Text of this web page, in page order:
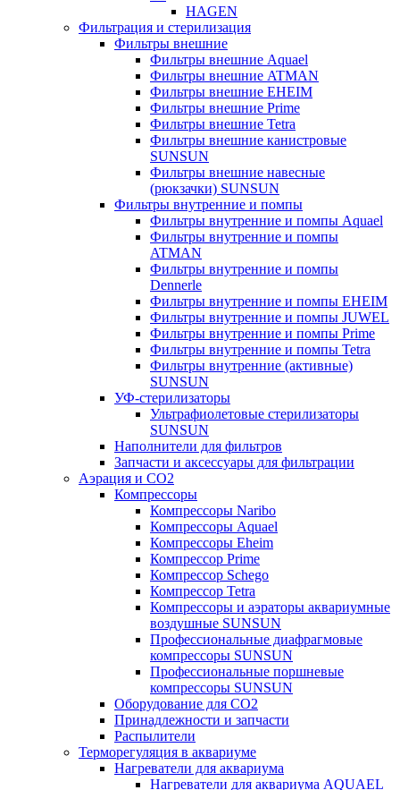
HAGEN
Фильтрация и стерилизация
Фильтры внешние
Фильтры внешние Aquael
Фильтры внешние ATMAN
Фильтры внешние EHEIM
Фильтры внешние Prime
Фильтры внешние Tetra
Фильтры внешние канистровые
SUNSUN
Фильтры внешние навесные
(рюкзачки) SUNSUN
Фильтры внутренние и помпы
Фильтры внутренние и помпы Aquael
Фильтры внутренние и помпы
ATMAN
Фильтры внутренние и помпы
Dennerle
Фильтры внутренние и помпы EHEIM
Фильтры внутренние и помпы JUWEL
Фильтры внутренние и помпы Prime
Фильтры внутренние и помпы Tetra
Фильтры внутренние (активные)
SUNSUN
УФ-стерилизаторы
Ультрафиолетовые стерилизаторы
SUNSUN
Наполнители для фильтров
Запчасти и аксессуары для фильтрации
Аэрация и CO2
Компрессоры
Компрессоры Naribo
Компрессоры Aquael
Компрессоры Eheim
Компрессор Prime
Компрессор Schego
Компрессор Tetra
Компрессоры и аэраторы аквариумные
воздушные SUNSUN
Профессиональные диафрагмовые
компрессоры SUNSUN
Профессиональные поршневые
компрессоры SUNSUN
Оборудование для CO2
Принадлежности и запчасти
Распылители
Терморегуляция в аквариуме
Нагреватели для аквариума
Нагреватели для аквариума AQUAEL